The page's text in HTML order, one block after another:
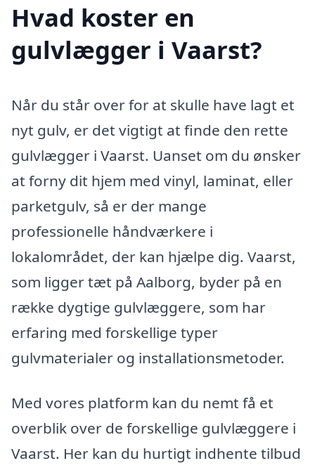
Hvad koster en
gulvlægger i Vaarst?
Når du står over for at skulle have lagt et
nyt gulv, er det vigtigt at finde den rette
gulvlægger i Vaarst. Uanset om du ønsker
at forny dit hjem med vinyl, laminat, eller
parketgulv, så er der mange
professionelle håndværkere i
lokalområdet, der kan hjælpe dig. Vaarst,
som ligger tæt på Aalborg, byder på en
række dygtige gulvlæggere, som har
erfaring med forskellige typer
gulvmaterialer og installationsmetoder.
Med vores platform kan du nemt få et
overblik over de forskellige gulvlæggere i
Vaarst. Her kan du hurtigt indhente tilbud